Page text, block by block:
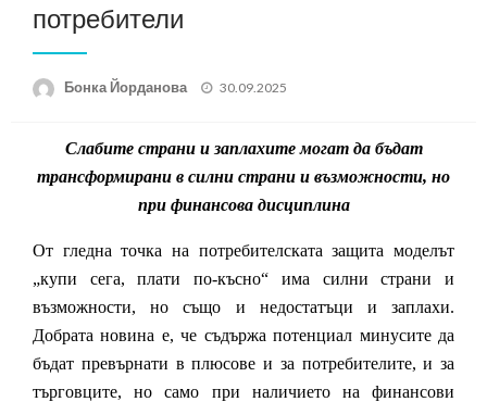
потребители
Бонка Йорданова
Posted
30.09.2025
Слабите страни и заплахите могат да бъдат
трансформирани в силни страни и възможности, но
при финансова дисциплина
От гледна точка на потребителската защита моделът
„купи сега, плати по-късно“ има силни страни и
възможности, но също и недостатъци и заплахи.
Добрата новина е, че съдържа потенциал минусите да
бъдат превърнати в плюсове и за потребителите, и за
търговците, но само при наличието на финансови